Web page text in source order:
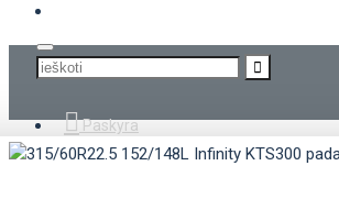
Paskyra